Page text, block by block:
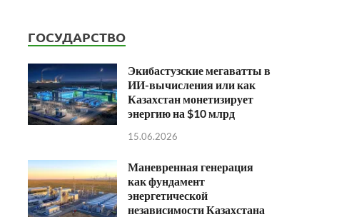
ГОСУДАРСТВО
Экибастузские мегаватты в
ИИ-вычисления или как
Казахстан монетизирует
энергию на $10 млрд
15.06.2026
Маневренная генерация
как фундамент
энергетической
независимости Казахстана